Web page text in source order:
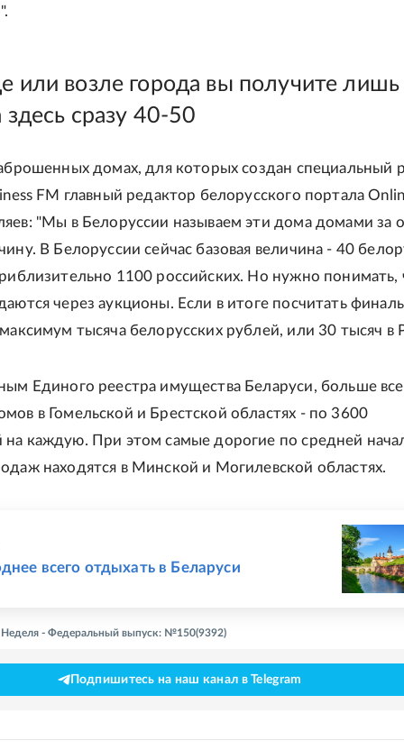
или возле города вы получите
здесь сразу 40-50
домах, для которых создан специальный
FM главный редактор белорусского портала
"Мы в Белоруссии называем эти дома домами за
В Белоруссии сейчас базовая величина - 40
1100 российских. Но нужно понимать,
через аукционы. Если в итоге посчитать
тысяча белорусских рублей, или 30 тысяч в
Единого реестра имущества Беларуси, больше
в Гомельской и Брестской областях - по 3600
каждую. При этом самые дорогие по средней
находятся в Минской и Могилевской областях.
всего отдыхать в Беларуси
- Неделя - Федеральный выпуск: №150(9392)
Подпишитесь на наш канал в Telegram